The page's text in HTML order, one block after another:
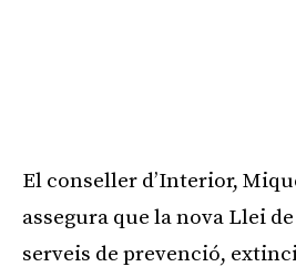
El conseller d’Interior,
assegura que la nova Llei
serveis de prevenció,